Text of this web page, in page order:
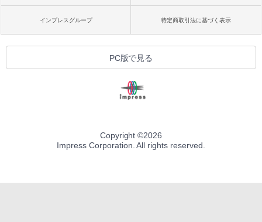
インプレスグループ 特定商取引法に基づく表示
PC版で見る
Copyright ©2026
Impress Corporation. All rights reserved.